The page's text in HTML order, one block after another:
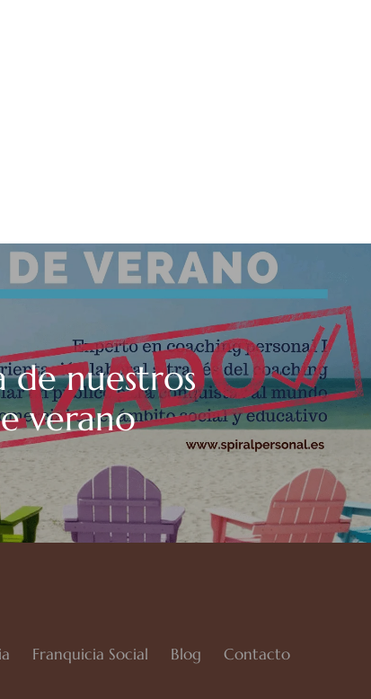
de nuestros
verano
Franquicia Social Blog Contacto